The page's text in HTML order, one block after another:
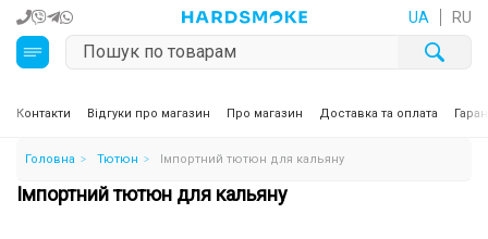
UA RU
Кальяни
Тютюн для кальяну та кальянні суміші
Контакти Відгуки про магазин Про магазин Доставка та оплата
Головна Тютюн Імпортний тютюн для кальяну
Імпортний тютюн для кальяну